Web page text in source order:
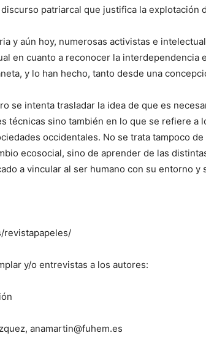
patriarcal que justifica la explotación
y aún hoy, numerosas activistas e
en cuanto a reconocer la interdependencia
y lo han hecho, tanto desde una
se intenta trasladar la idea de que es
técnicas sino también en lo que se refiere a
occidentales. No se trata tampoco
ecosocial, sino de aprender de las
a vincular al ser humano con su entorno y
revistapapeles/
y/o entrevistas a los autores:
anamartin@fuhem.es